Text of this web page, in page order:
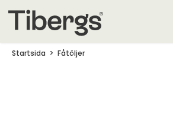
Startsida Fåtöljer